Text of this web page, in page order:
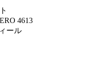
4613
ール